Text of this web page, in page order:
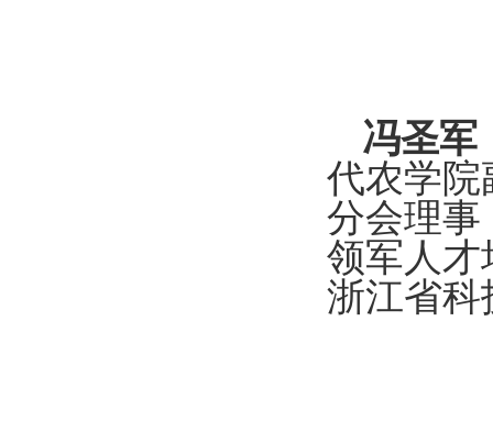
冯圣军
代农学院
分会理事
领军人才
浙江省科